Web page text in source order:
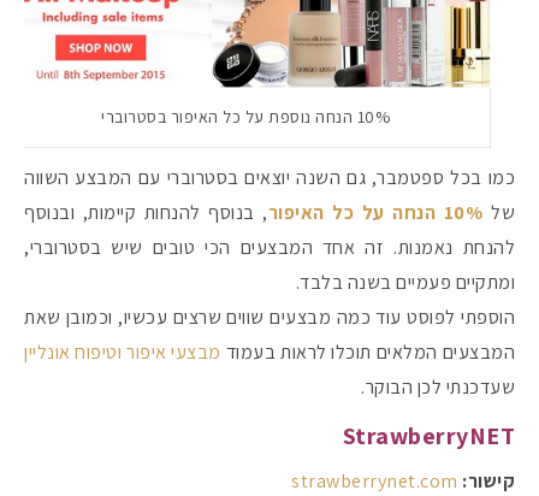
10% הנחה נוספת על כל האיפור בסטרוברי
כמו בכל ספטמבר, גם השנה יוצאים בסטרוברי עם המבצע השווה
של 10% הנחה על כל האיפור
, בנוסף להנחות קיימות, ובנוסף
להנחת נאמנות. זה אחד המבצעים הכי טובים שיש בסטרוברי,
ומתקיים פעמיים בשנה בלבד.
הוספתי לפוסט עוד כמה מבצעים שווים שרצים עכשיו, וכמובן שאת
המבצעים המלאים תוכלו לראות בעמוד מבצעי איפור וטיפוח אונליין
שעדכנתי לכן הבוקר.
StrawberryNET
קישור: strawberrynet.com